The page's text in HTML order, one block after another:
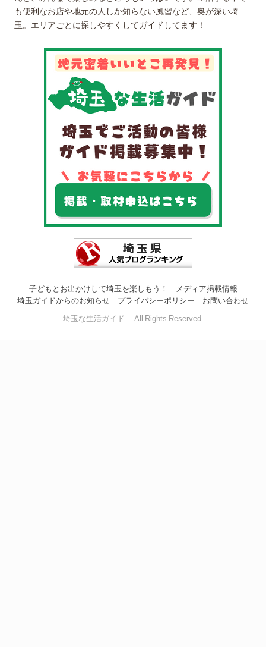
も便利なお店や地元の人しか知らない風習など、奥が深い埼
玉。エリアごとに探しやすくしてガイドしてます！
子どもとお出かけして埼玉を楽しもう！
メディア掲載情報
埼玉ガイドからのお知らせ
プライバシーポリシー お問い合わせ
埼玉な生活ガイド All Rights Reserved.